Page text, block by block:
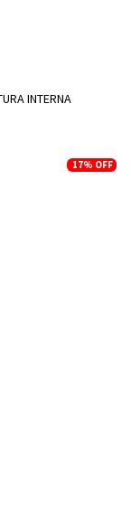
INTERNA
17% OFF